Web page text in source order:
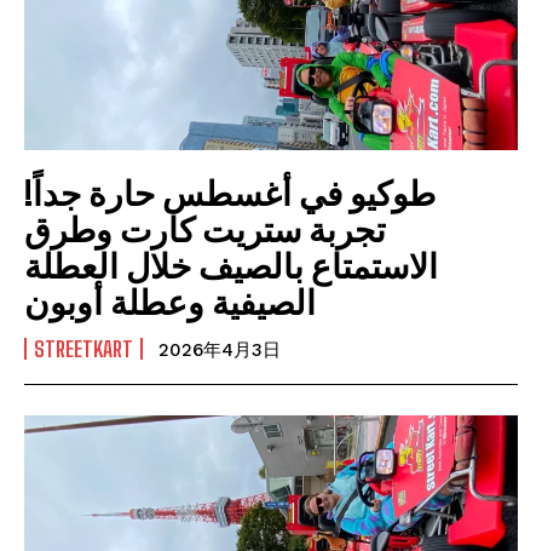
طوكيو في أغسطس حارة جداً!
تجربة ستريت كارت وطرق
الاستمتاع بالصيف خلال العطلة
الصيفية وعطلة أوبون
STREETKART 2026年4月3日